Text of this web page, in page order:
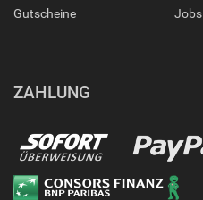
Gutscheine Jobs
ZAHLUNG